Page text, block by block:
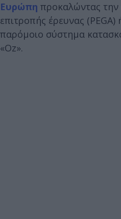
Ευρώπη προκαλώντας την
επιτροπής έρευνας
παρόμοιο σύστημα
«Οz».